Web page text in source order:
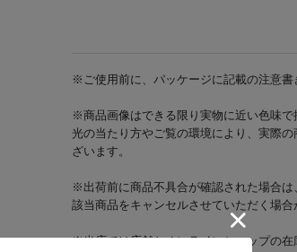
※ご使用前に、パッケージに記載の注意書
※商品画像はできる限り実物に近い色味で
光の当たり方やご覧の環境により、実際
ざいます。
※出荷前に商品不具合が確認された場合は
該当商品をキャンセルさせていただく場合
※当店では店舗とオンラインショップの在